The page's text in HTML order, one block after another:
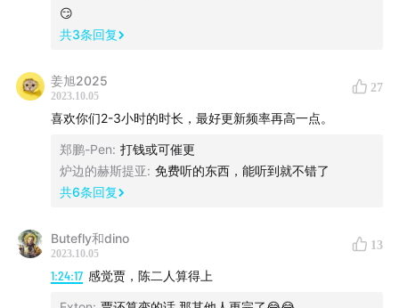
顺应时代潮流，转向类型电影
新片《第二十条》又是主旋律普法电影？
内卷或者躺平，都不是你内心的选择
顺应潮流，不代表随波逐流
邮箱：dyjb1895@foxmail.com
合作：dyjb1895（添加微信说明来意）
😏
共3条回复
姜旭2025
2023.10.05
27
喜欢你们2-3小时的时长，最好更新频率再高一点。
郑鹏-Pen: 打钱或可催更
炉边的赫斯提亚: 免费听的东西，能听到就不错了
共6条回复
Butefly和dino
2023.10.05
13
1:24:17 感觉贾，陈二人算得上